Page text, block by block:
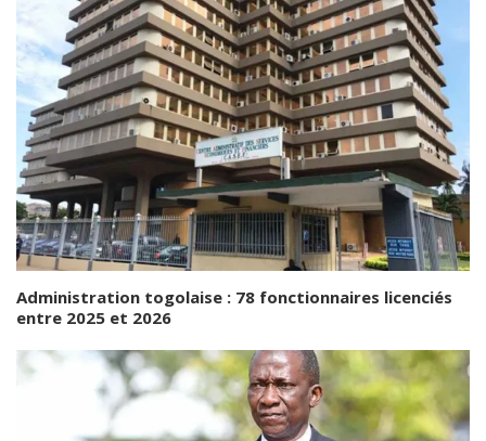
Administration togolaise : 78 fonctionnaires licenciés
entre 2025 et 2026